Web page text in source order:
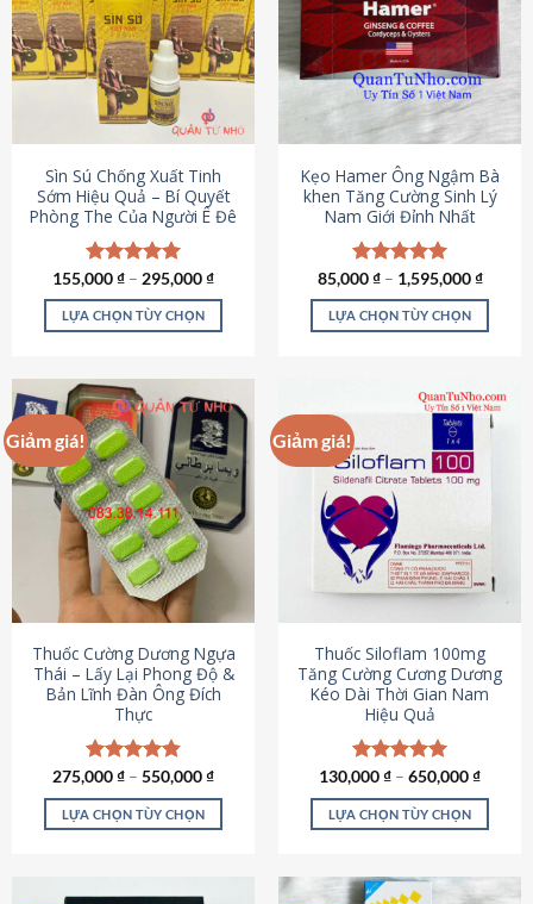
thể.
Các
tùy
chọn
có
thể
được
chọn
trên
trang
sản
phẩm
Sìn Sú Chống Xuất Tinh
Sớm Hiệu Quả – Bí Quyết
Phòng The Của Người Ê Đê
Được xếp
hạng4.95
5 sao
155,000₫ – 295,000₫
LỰA CHỌN TÙY CHỌN
này
có
nhiều
biến
thể.
Các
tùy
chọn
có
thể
chọn
trên
trang
sản
phẩm
Kẹo Hamer Ông Ngậm Bà
khen Tăng Cường Sinh Lý
Nam Giới Đỉnh Nhất
Được xếp
hạng5.00
5 sao
85,000₫– 1,595,000₫
LỰA CHỌN TÙY CHỌN
này
nhiều
biến
tùy
chọn
có
được
chọn
trên
trang
sản
phẩm
Giảm giá!
Thuốc Cường Dương Ngựa
Thái – Lấy Lại Phong Độ &
Bản Lĩnh Đàn Ông Đích
Thực
Được xếp
hạng4.87
5 sao
275,000₫ – 550,000₫
LỰA CHỌN TÙY CHỌN
Giảm giá!
Thuốc Siloflam 100mg
Tăng Cường Cương Dương
Kéo Dài Thời Gian Nam
Hiệu Quả
Được xếp
hạng5.00
5 sao
130,000₫ – 650,000₫
LỰA CHỌN TÙY CHỌN
này